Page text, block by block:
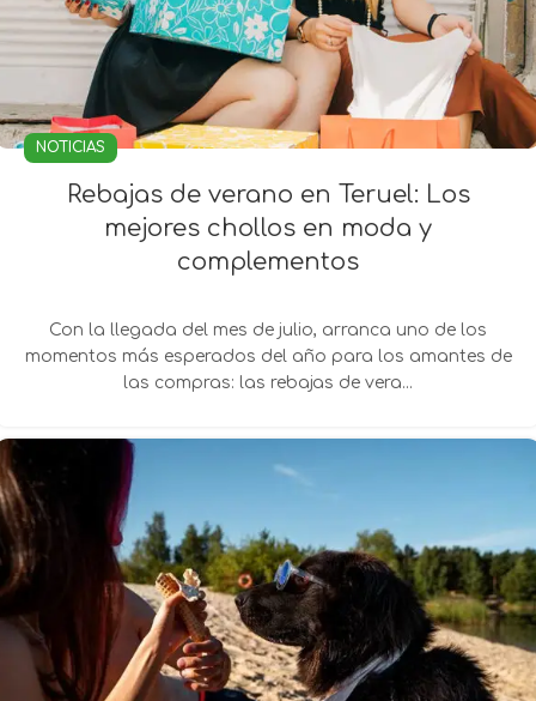
NOTICIAS
Rebajas de verano en Teruel: Los
mejores chollos en moda y
complementos
Con la llegada del mes de julio, arranca uno de los
momentos más esperados del año para los amantes de
las compras: las rebajas de vera...